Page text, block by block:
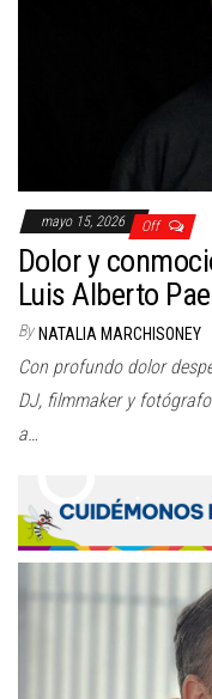
mayo 15, 2026 Off
Dolor y
Luis Alberto
By NATALIA MARCHISONEY
Con profundo dolor
DJ, filmmaker y
a…